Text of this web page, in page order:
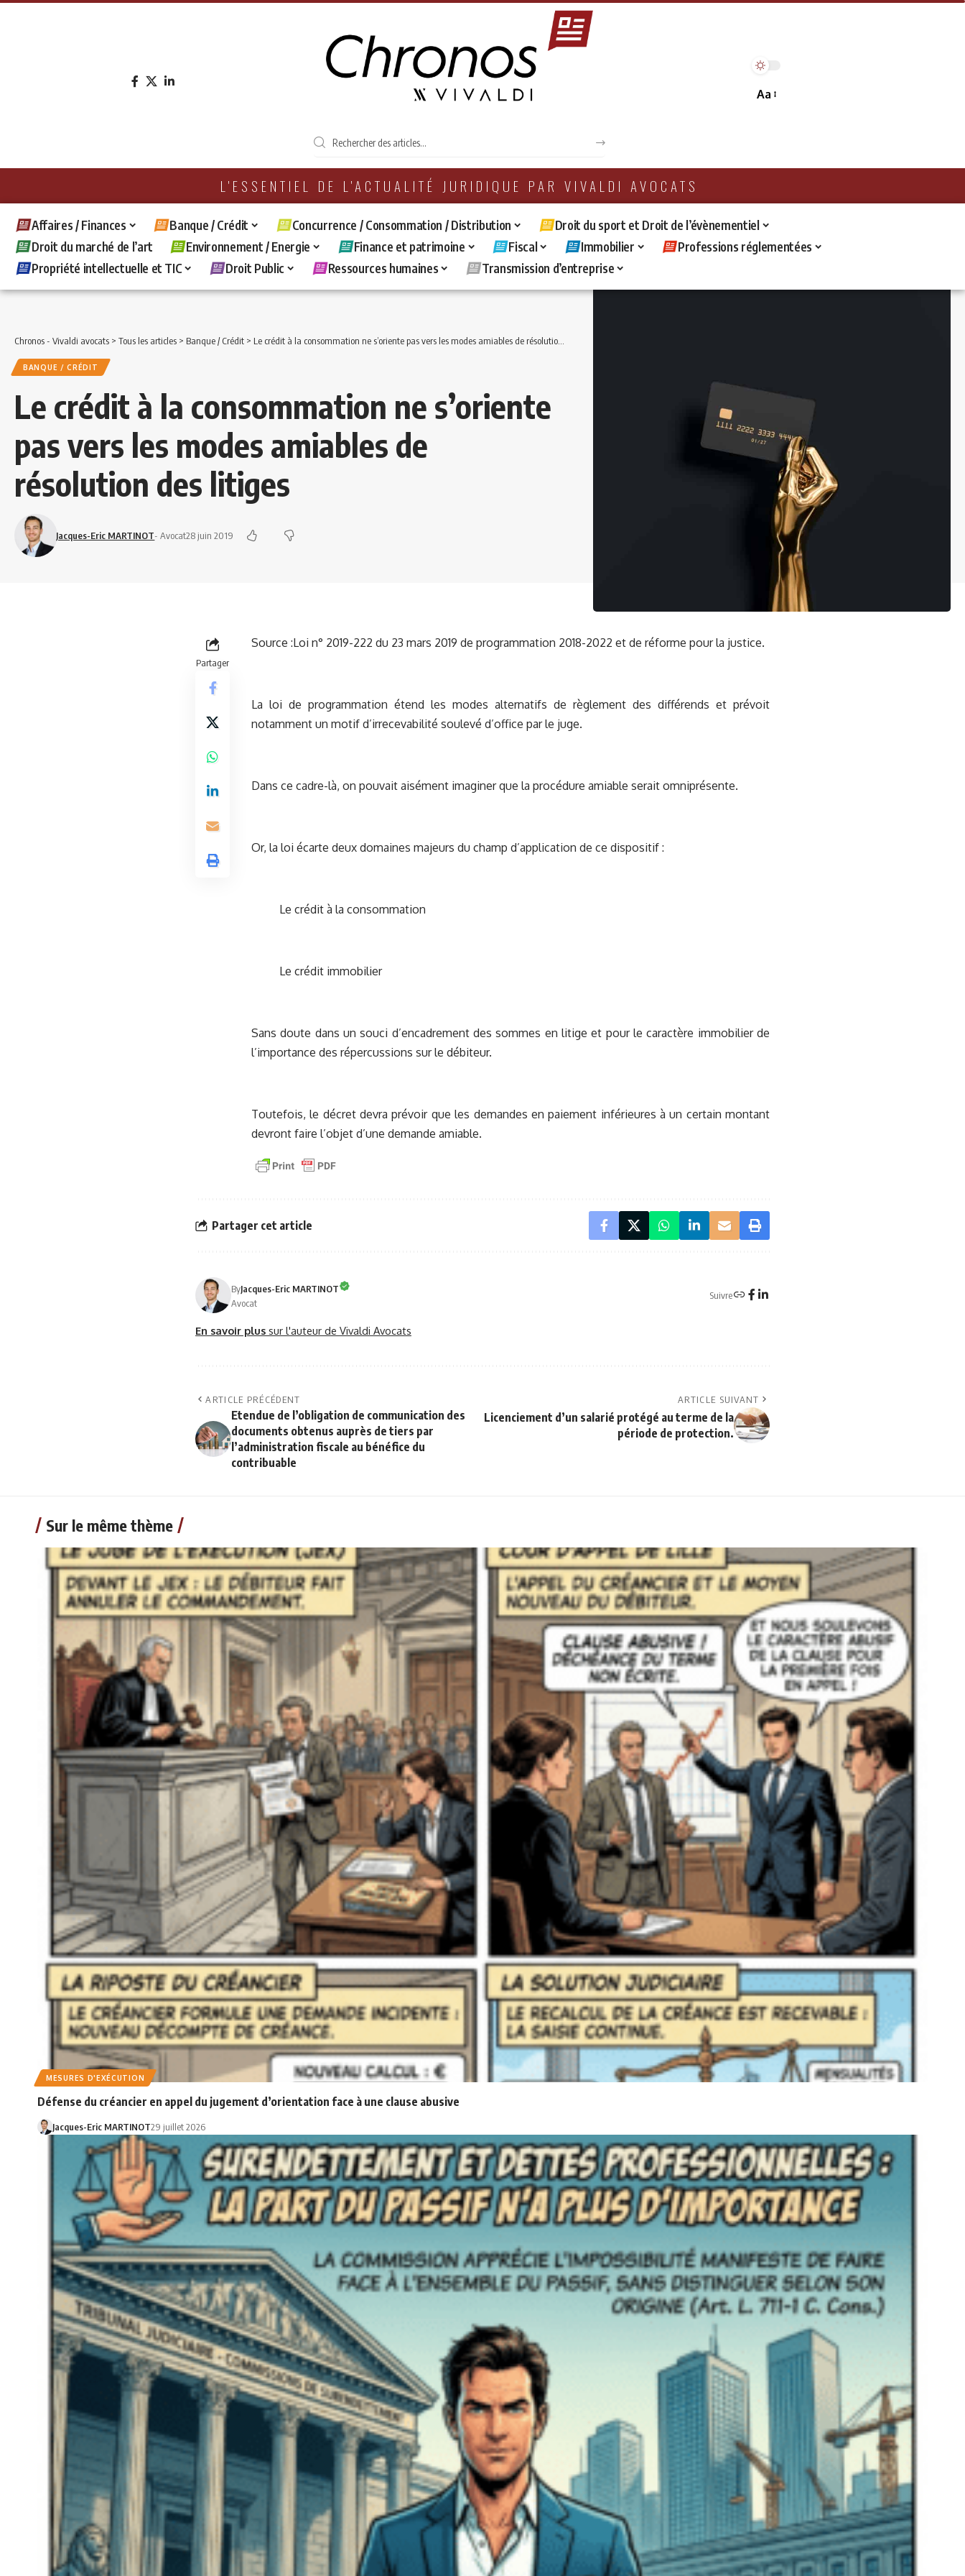
Aa
L'ESSENTIEL DE L'ACTUALITÉ JURIDIQUE PAR VIVALDI AVOCATS
Affaires / Finances Banque / Crédit Concurrence / Consommation / Distribution
Droit du sport et Droit de l’évènementiel
Droit du marché de l’art
Environnement / Energie Finance et patrimoine Fiscal Immobilier
Professions réglementées
Propriété intellectuelle et TIC
Droit Public Ressources humaines Transmission d’entreprise
Chronos - Vivaldi avocats > Tous les articles > Banque / Crédit > Le crédit à la consommation ne s’oriente pas vers les modes amiables de résolution des litiges
BANQUE / CRÉDIT
Le crédit à la consommation ne s’oriente
pas vers les modes amiables de
résolution des litiges
Jacques-Eric MARTINOT- Avocat28 juin 2019
Partager
Source :Loi n° 2019-222 du 23 mars 2019 de programmation 2018-2022 et de réforme pour la justice.
La loi de programmation étend les modes alternatifs de règlement des différends et prévoit
notamment un motif d’irrecevabilité soulevé d’office par le juge.
Dans ce cadre-là, on pouvait aisément imaginer que la procédure amiable serait omniprésente.
Or, la loi écarte deux domaines majeurs du champ d’application de ce dispositif :
Le crédit à la consommation
Le crédit immobilier
Sans doute dans un souci d’encadrement des sommes en litige et pour le caractère immobilier de
l’importance des répercussions sur le débiteur.
Toutefois, le décret devra prévoir que les demandes en paiement inférieures à un certain montant
devront faire l’objet d’une demande amiable.
Partager cet article
ByJacques-Eric MARTINOT
Avocat
Suivre
En savoir plus sur l'auteur de Vivaldi Avocats
ARTICLE PRÉCÉDENT
Etendue de l’obligation de communication des
documents obtenus auprès de tiers par
l’administration fiscale au bénéfice du
contribuable
ARTICLE SUIVANT
Licenciement d’un salarié protégé au terme de la
période de protection.
Sur le même thème
MESURES D'EXÉCUTION
Défense du créancier en appel du jugement d’orientation face à une clause abusive
Jacques-Eric MARTINOT29 juillet 2026